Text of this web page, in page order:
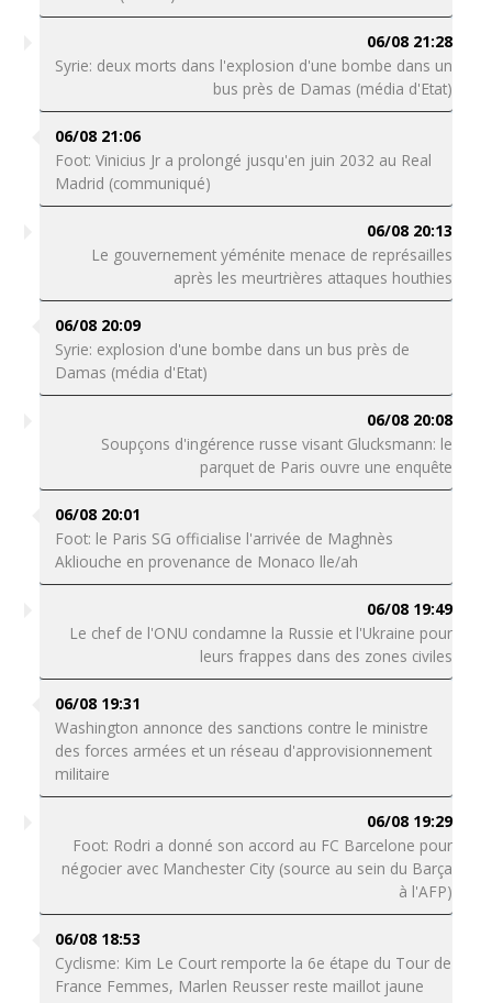
06/08 21:28
Syrie: deux morts dans l'explosion d'une bombe dans un
bus près de Damas (média d'Etat)
06/08 21:06
Foot: Vinicius Jr a prolongé jusqu'en juin 2032 au Real
Madrid (communiqué)
06/08 20:13
Le gouvernement yéménite menace de représailles
après les meurtrières attaques houthies
06/08 20:09
Syrie: explosion d'une bombe dans un bus près de
Damas (média d'Etat)
06/08 20:08
Soupçons d'ingérence russe visant Glucksmann: le
parquet de Paris ouvre une enquête
06/08 20:01
Foot: le Paris SG officialise l'arrivée de Maghnès
Akliouche en provenance de Monaco lle/ah
06/08 19:49
Le chef de l'ONU condamne la Russie et l'Ukraine pour
leurs frappes dans des zones civiles
06/08 19:31
Washington annonce des sanctions contre le ministre
des forces armées et un réseau d'approvisionnement
militaire
06/08 19:29
Foot: Rodri a donné son accord au FC Barcelone pour
négocier avec Manchester City (source au sein du Barça
à l'AFP)
06/08 18:53
Cyclisme: Kim Le Court remporte la 6e étape du Tour de
France Femmes, Marlen Reusser reste maillot jaune